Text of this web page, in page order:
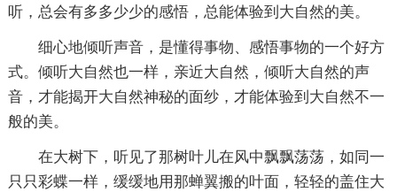
听，总会有多多少少的感悟，总能体验到大自然的美。
细心地倾听声音，是懂得事物、感悟事物的一个好方
式。倾听大自然也一样，亲近大自然，倾听大自然的声
音，才能揭开大自然神秘的面纱，才能体验到大自然不一
般的美。
在大树下，听见了那树叶儿在风中飘飘荡荡，如同一
只只彩蝶一样，缓缓地用那蝉翼搬的叶面，轻轻的盖住大